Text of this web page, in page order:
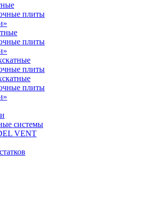
плиты
плиты
плиты
плиты
системы
VENT